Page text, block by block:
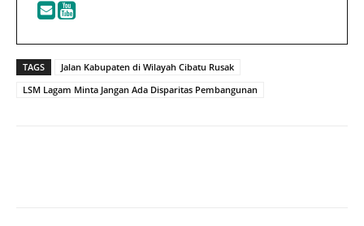
TAGS
Jalan Kabupaten di Wilayah Cibatu Rusak
LSM Lagam Minta Jangan Ada Disparitas Pembangunan